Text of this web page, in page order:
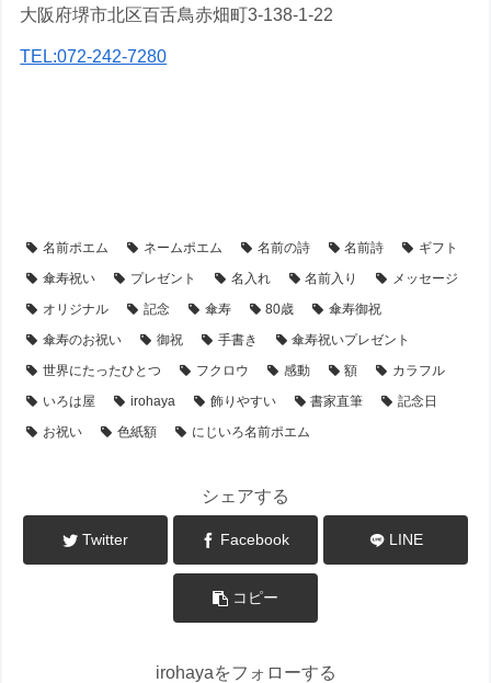
大阪府堺市北区百舌鳥赤畑町3-138-1-22
TEL:072-242-7280
名前ポエム ネームポエム 名前の詩 名前詩
ギフト
傘寿祝い
プレゼント 名入れ 名前入り
メッセージ
オリジナル
記念 傘寿 80歳
傘寿御祝
傘寿のお祝い
御祝 手書き
傘寿祝いプレゼント
世界にたったひとつ
フクロウ 感動 額
カラフル
いろは屋
irohaya 飾りやすい 書家直筆
記念日
お祝い
色紙額 にじいろ名前ポエム
シェアする
Twitter Facebook LINE
コピー
irohayaをフォローする